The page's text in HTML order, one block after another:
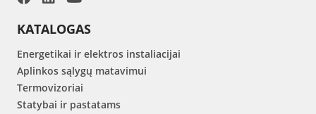
KATALOGAS
Energetikai ir elektros instaliacijai
Aplinkos sąlygų matavimui
Termovizoriai
Statybai ir pastatams